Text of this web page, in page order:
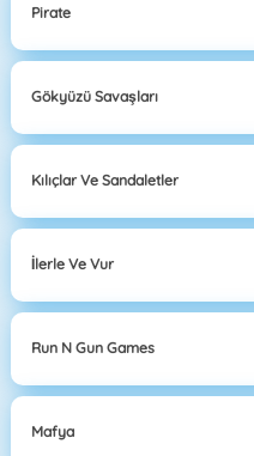
Pirate
Gökyüzü Savaşları
Kılıçlar Ve Sandaletler
İlerle Ve Vur
Run N Gun Games
Mafya